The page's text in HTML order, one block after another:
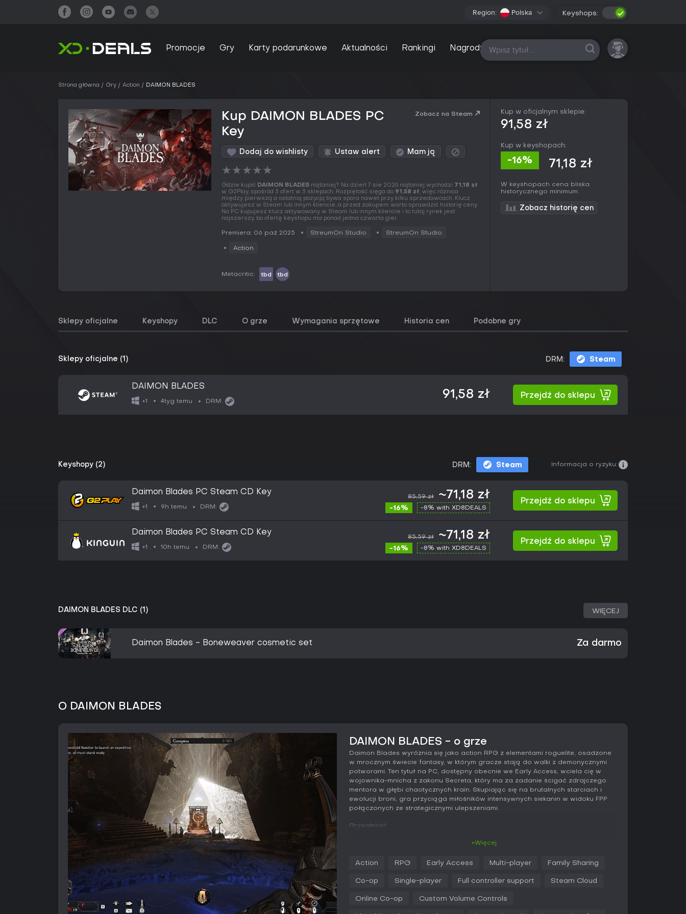
Region: Polska Keyshops:
Promocje Gry Karty podarunkowe Aktualności Rankingi Nagrody Wszystkie platformy
Strona główna Gry Action DAIMON BLADES
Kup DAIMON BLADES PC
Key
Zobacz na Steam
Dodaj do wishlisty Ustaw alert Mam ją
★★★★★
Gdzie kupić DAIMON BLADES najtaniej? Na dzień 7 sie 2026 najtaniej wychodzi 71,18 zł
w G2Play, spośród 3 ofert w 3 sklepach. Rozpiętość sięga do 91,58 zł, więc różnica
między pierwszą a ostatnią pozycją bywa spora nawet przy kilku sprzedawcach. Klucz
aktywujesz w Steam lub innym kliencie, a przed zakupem warto sprawdzić historię ceny.
Na PC kupujesz klucz aktywowany w Steam lub innym kliencie i to tutaj rynek jest
najszerszy, bo ofertę keyshopu ma ponad jedna czwarta gier.
Premiera: 06 paź 2025 StreumOn Studio StreumOn Studio
Action
Metacritic: tbd tbd
Kup w oficjalnym sklepie:
91,58 zł
Kup w keyshopach:
-16% 71,18 zł
W keyshopach cena bliska
historycznego minimum.
Zobacz historię cen
Sklepy oficjalne Keyshopy DLC O grze Wymagania sprzętowe Historia cen Podobne gry
Sklepy oficjalne (1) DRM: Steam
DAIMON BLADES
+1 4tyg temu DRM:
91,58 zł Przejdź do sklepu
Keyshopy (2) DRM: Steam Informacja o ryzyku:
Daimon Blades PC Steam CD Key
+1 9h temu DRM:
85,59 zł ~71,18 zł
-16% -8% with XD8DEALS
Przejdź do sklepu
Daimon Blades PC Steam CD Key
+1 10h temu DRM:
85,59 zł ~71,18 zł
-16% -8% with XD8DEALS
Przejdź do sklepu
DAIMON BLADES DLC (1) WIĘCEJ
Daimon Blades - Boneweaver cosmetic set Za darmo
O DAIMON BLADES
DAIMON BLADES - o grze
Daimon Blades wyróżnia się jako action RPG z elementami roguelite, osadzone
w mrocznym świecie fantasy, w którym gracze stają do walki z demonycznymi
potworami. Ten tytuł na PC, dostępny obecnie we Early Access, wciela cię w
wojownika-mnicha z zakonu Secreta, który ma za zadanie ścigać zdrajczego
mentora w głębi chaotycznych krain. Skupiając się na brutalnych starciach i
ewolucji broni, gra przyciąga miłośników intensywnych siekanin w widoku FPP
połączonych ze strategicznymi ulepszeniami.
Grywalność
stawiasz czoła abominacjom i tropisz Hermita. Używasz broni nasyconych
specyficzne zdolności i atrybuty. Broń wzmacnia się, wchłaniając krew wrogów
między sesjami umożliwiają sięganie dalej. Elementy RPG obejmują rozwój
proceduralnie generowanych poziomach rozłożonych na dziewięć biomów.
Walka wymaga opanowania ponad 20 typów wrogów i czterech trudnych
+Więcej
Action RPG Early Access Multi-player Family Sharing
Co-op Single-player Full controller support Steam Cloud
Online Co-op Custom Volume Controls